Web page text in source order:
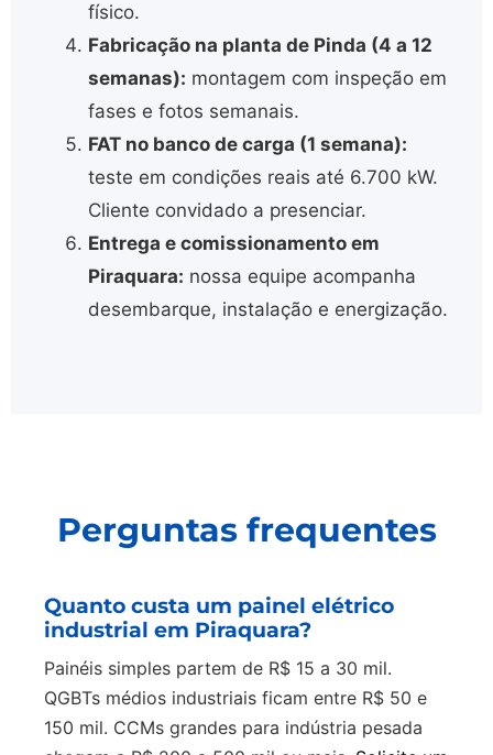
físico.
Fabricação na planta de Pinda (4 a 12
semanas): montagem com inspeção em
fases e fotos semanais.
FAT no banco de carga (1 semana):
teste em condições reais até 6.700 kW.
Cliente convidado a presenciar.
Entrega e comissionamento em
Piraquara: nossa equipe acompanha
desembarque, instalação e energização.
Perguntas frequentes
Quanto custa um painel elétrico
industrial em Piraquara?
Painéis simples partem de R$ 15 a 30 mil.
QGBTs médios industriais ficam entre R$ 50 e
150 mil. CCMs grandes para indústria pesada